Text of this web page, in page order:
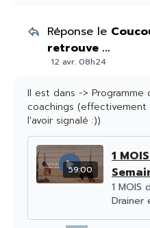
Réponse le
retrouve ...
12 avr. 08h24
Il est dans -> Programme
coachings
l'avoir signalé :))
59:00
1
1 MOIS
Drainer